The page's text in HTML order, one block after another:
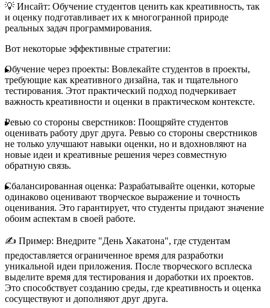
💡 Инсайт: Обучение студентов ценить как креативность, так
и оценку подготавливает их к многогранной природе
реальных задач программирования.
Вот некоторые эффективные стратегии:
Обучение через проекты: Вовлекайте студентов в проекты,
требующие как креативного дизайна, так и тщательного
тестирования. Этот практический подход подчеркивает
важность креативности и оценки в практическом контексте.
Ревью со стороны сверстников: Поощряйте студентов
оценивать работу друг друга. Ревью со стороны сверстников
не только улучшают навыки оценки, но и вдохновляют на
новые идеи и креативные решения через совместную
обратную связь.
Сбалансированная оценка: Разрабатывайте оценки, которые
одинаково оценивают творческое выражение и точность
оценивания. Это гарантирует, что студенты придают значение
обоим аспектам в своей работе.
✍️ Пример: Внедрите "День Хакатона", где студентам
предоставляется ограниченное время для разработки
уникальной идеи приложения. После творческого всплеска
выделите время для тестирования и доработки их проектов.
Это способствует созданию среды, где креативность и оценка
сосуществуют и дополняют друг друга.